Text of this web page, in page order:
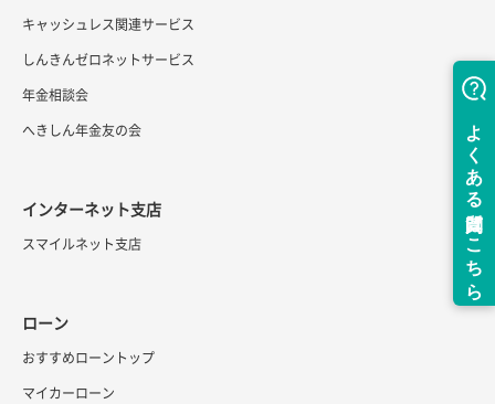
キャッシュレス関連サービス
しんきんゼロネットサービス
年金相談会
へきしん年金友の会
インターネット支店
スマイルネット支店
ローン
おすすめローントップ
マイカーローン